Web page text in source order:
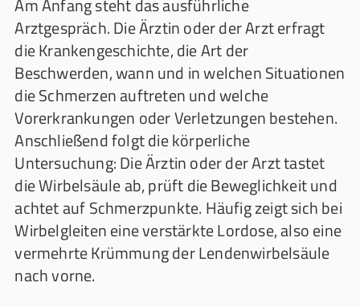
Am Anfang steht das ausführliche
Arztgespräch. Die Ärztin oder der Arzt erfragt
die Krankengeschichte, die Art der
Beschwerden, wann und in welchen Situationen
die Schmerzen auftreten und welche
Vorerkrankungen oder Verletzungen bestehen.
Anschließend folgt die körperliche
Untersuchung: Die Ärztin oder der Arzt tastet
die Wirbelsäule ab, prüft die Beweglichkeit und
achtet auf Schmerzpunkte. Häufig zeigt sich bei
Wirbelgleiten eine verstärkte Lordose, also eine
vermehrte Krümmung der Lendenwirbelsäule
nach vorne.